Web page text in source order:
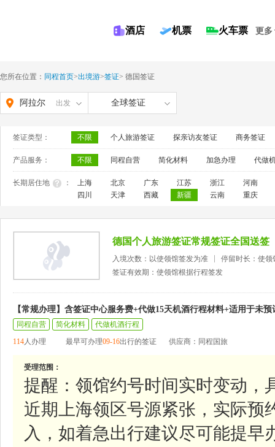
酒店 机票 火车票 更多
您所在位置： 同程首页>出境游>签证> 德国签证
阿拉尔 出发 全球签证
签证类型： 不限 个人旅游签证 探亲访友签证 商务签证
产品服务： 不限 同程自营 简化材料 加急办理 代做
长期居住地 ： 上海 北京 广东 江苏 浙江
河南
四川
天津 西藏 新疆 云南 重庆
德国个人旅游签证常规签证全国送签
入境次数：以使领馆签发为准
停留时长：使领
签证有效期：使领馆根据行程签发
【常规办理】含签证中心服务费+代做15天机酒行程材料+适用于未
同程自营 简化材料
代做机酒行程
114人办理 最早可办理09-16出行的签证 供应商：同程国旅
受理范围：
提醒：领馆约号时间实时变动，
近期上海领区号源紧张，实际预
入，如着急出行建议尽可能提